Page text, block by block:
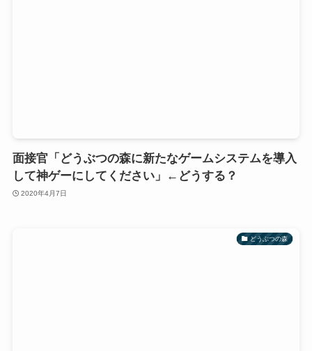
面接官「どうぶつの森に新たなゲームシステムを導入
して神ゲーにしてください」←どうする？
2020年4月7日
どうぶつの森